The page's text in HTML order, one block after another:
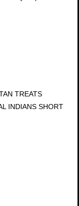
TREATS
INDIANS SHORT